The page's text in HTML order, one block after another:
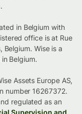
in Belgium with
office is at Rue
Belgium. Wise is a
Belgium.
Assets Europe AS,
number 16267372.
regulated as an
Supervision and